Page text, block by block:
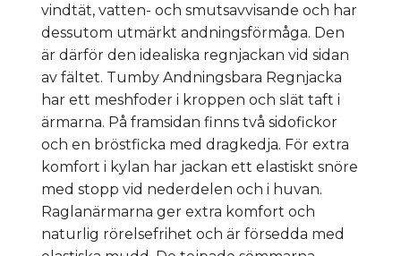
vindtät, vatten- och smutsavvisande och har
dessutom utmärkt andningsförmåga. Den
är därför den idealiska regnjackan vid sidan
av fältet. Tumby Andningsbara Regnjacka
har ett meshfoder i kroppen och slät taft i
ärmarna. På framsidan finns två sidofickor
och en bröstficka med dragkedja. För extra
komfort i kylan har jackan ett elastiskt snöre
med stopp vid nederdelen och i huvan.
Raglanärmarna ger extra komfort och
naturlig rörelsefrihet och är försedda med